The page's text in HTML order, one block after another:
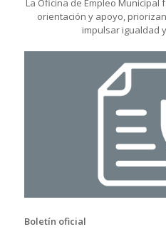
orientación y apoyo,
impulsar igualdad
Boletín oficial